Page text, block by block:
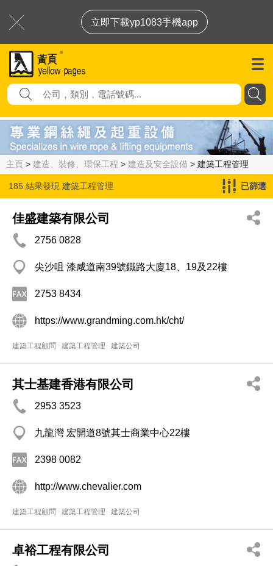
立即下載yp1083手機app
主頁 > 建造、裝修、環保工程 > 建造及安全設備 > 建築工程管理
185 結果發現 建築工程管理 已篩選
佳盛建築有限公司
2756 0828
尖沙咀 漆咸道南39號鐵路大廈18、19及22樓
2753 8434
https://www.grandming.com.hk/cht/
建築工程顧問 建築工程管理 建築公司
其士基建香港有限公司
2953 3523
九龍灣 宏開道8號其士商業中心22樓
2398 0082
http://www.chevalier.com
建築工程顧問 建築工程管理 建築公司
卓裕工程有限公司